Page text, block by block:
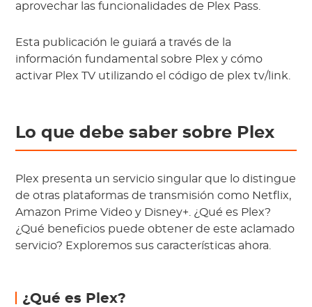
aprovechar las funcionalidades de Plex Pass.
Esta publicación le guiará a través de la
información fundamental sobre Plex y cómo
activar Plex TV utilizando el código de plex tv/link.
Lo que debe saber sobre Plex
Plex presenta un servicio singular que lo distingue
de otras plataformas de transmisión como Netflix,
Amazon Prime Video y Disney+. ¿Qué es Plex?
¿Qué beneficios puede obtener de este aclamado
servicio? Exploremos sus características ahora.
¿Qué es Plex?